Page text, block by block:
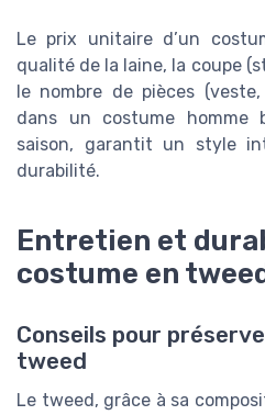
Le prix unitaire d’un
qualité de la laine, la coupe
le nombre de pièces
dans un costume homme
saison, garantit un style
durabilité.
Entretien et
costume en
Conseils pour
tweed
Le tweed, grâce à sa